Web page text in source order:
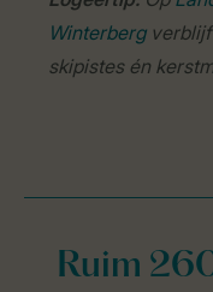
Winterbergverblijf
skipistes én
Ruim